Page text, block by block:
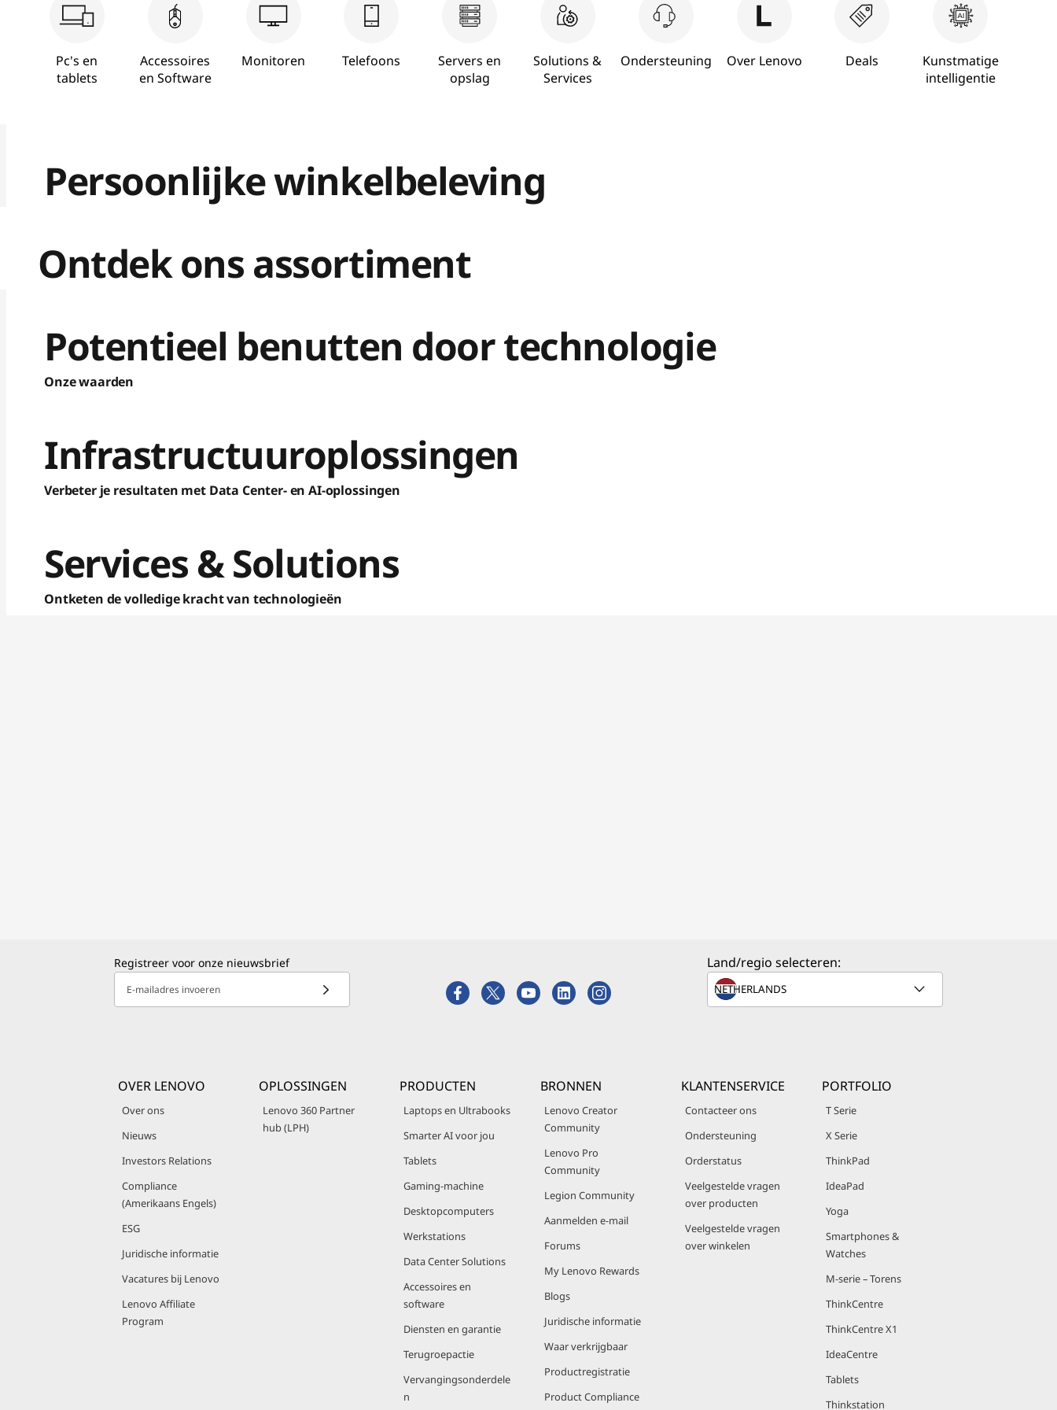
Pc's en
tablets
Accessoires
en Software
Monitoren Telefoons
Servers en
opslag
Solutions &
Services
Ondersteuning Over Lenovo Deals
Kunstmatige
intelligentie
Persoonlijke winkelbeleving
Ontdek ons assortiment
Potentieel benutten door technologie
Onze waarden
Infrastructuuroplossingen
Verbeter je resultaten met Data Center- en AI-oplossingen
Services &Solutions
Ontketen de volledige kracht van technologieën
Registreer voor onze nieuwsbrief
E-mailadres invoeren
Land/regio selecteren:
OVER LENOVO
Over ons
Nieuws
Investors Relations
Compliance
(Amerikaans Engels)
ESG
Juridische informatie
Vacatures bij Lenovo
Lenovo Affiliate
Program
OPLOSSINGEN
Lenovo 360 Partner
hub (LPH)
PRODUCTEN
Laptops en Ultrabooks
Smarter AI voor jou
Tablets
Gaming-machine
Desktopcomputers
Werkstations
Data Center Solutions
Accessoires en
software
Diensten en garantie
Terugroepactie
Vervangingsonderdele
n
BRONNEN
Lenovo Creator
Community
Lenovo Pro
Community
Legion Community
Aanmelden e-mail
Forums
My Lenovo Rewards
Blogs
Juridische informatie
Waar verkrijgbaar
Productregistratie
Product Compliance
KLANTENSERVICE
Contacteer ons
Ondersteuning
Orderstatus
Veelgestelde vragen
over producten
Veelgestelde vragen
over winkelen
PORTFOLIO
T Serie
X Serie
ThinkPad
IdeaPad
Yoga
Smartphones &
Watches
M-serie – Torens
ThinkCentre
ThinkCentre X1
IdeaCentre
Tablets
Thinkstation